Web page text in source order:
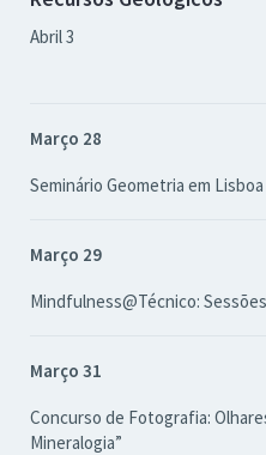
Abril 3
Março 28
Seminário Geometria em Lisboa
Março 29
Mindfulness@Técnico:
Março 31
Concurso de Fotografia:
Mineralogia”